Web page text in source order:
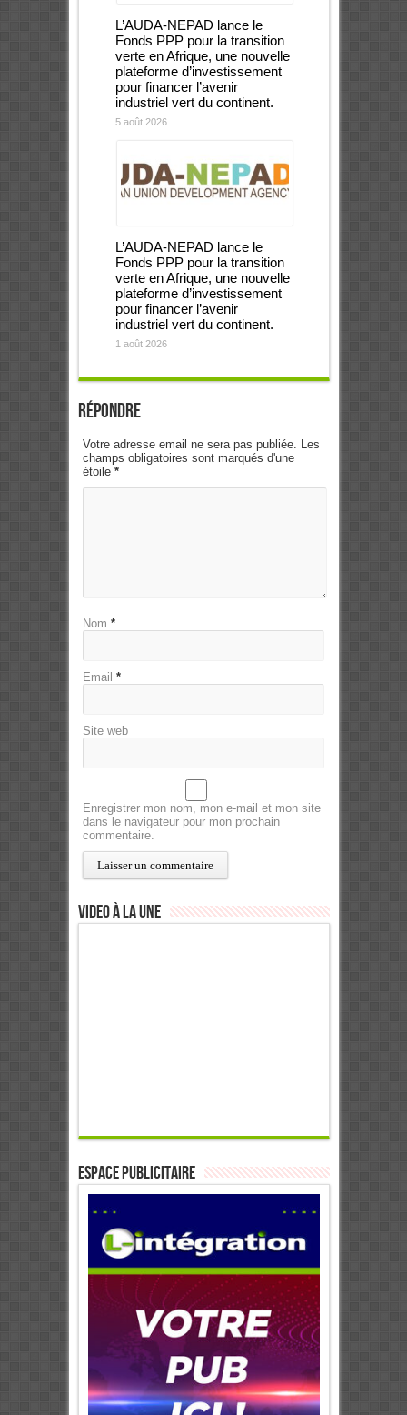
L’AUDA-NEPAD lance le
Fonds PPP pour la transition
verte en Afrique, une nouvelle
plateforme d’investissement
pour financer l’avenir
industriel vert du continent.
5 août 2026
L’AUDA-NEPAD lance le
Fonds PPP pour la transition
verte en Afrique, une nouvelle
plateforme d’investissement
pour financer l’avenir
industriel vert du continent.
1 août 2026
Répondre
Votre adresse email ne sera pas publiée. Les
champs obligatoires sont marqués d'une
étoile *
Nom *
Email *
Site web
Enregistrer mon nom, mon e-mail et mon site
dans le navigateur pour mon prochain
commentaire.
Video à la Une
ESPACE PUBLICITAIRE